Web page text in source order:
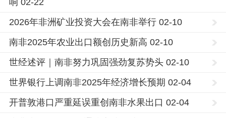
响 02-22
2026年非洲矿业投资大会在南非举行 02-10
南非2025年农业出口额创历史新高 02-10
世经述评｜南非努力巩固强劲复苏势头 02-10
世界银行上调南非2025年经济增长预期 02-04
开普敦港口严重延误重创南非水果出口 02-04